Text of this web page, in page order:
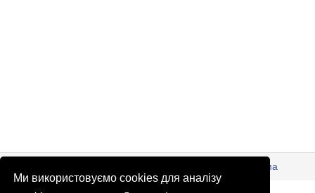
Ми використовуємо cookies для аналізу
Реклама